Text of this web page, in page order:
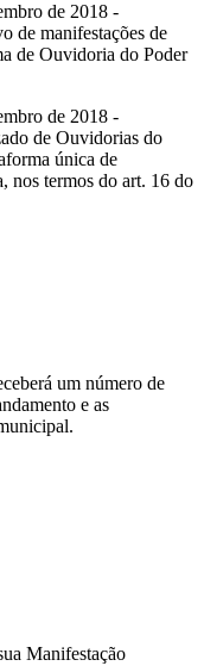
de 2018 -
de manifestações de
de Ouvidoria do Poder
de 2018 -
de Ouvidorias do
única de
nos termos do art. 16 do
um número de
e as
Manifestação